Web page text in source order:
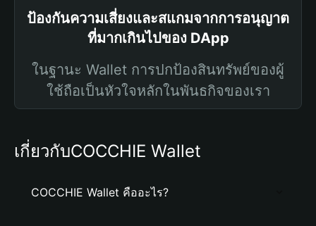
ป้องกันความเสี่ยงและสแกมจากการอนุญาต
ที่มากเกินไปของ DApp
ในฐานะ Wallet การปกป้องสินทรัพย์ของผู้
ใช้ถือเป็นหัวใจหลักในพันธกิจของเรา
เกี่ยวกับCOCCHIE Wallet
COCCHIE Wallet คืออะไร?